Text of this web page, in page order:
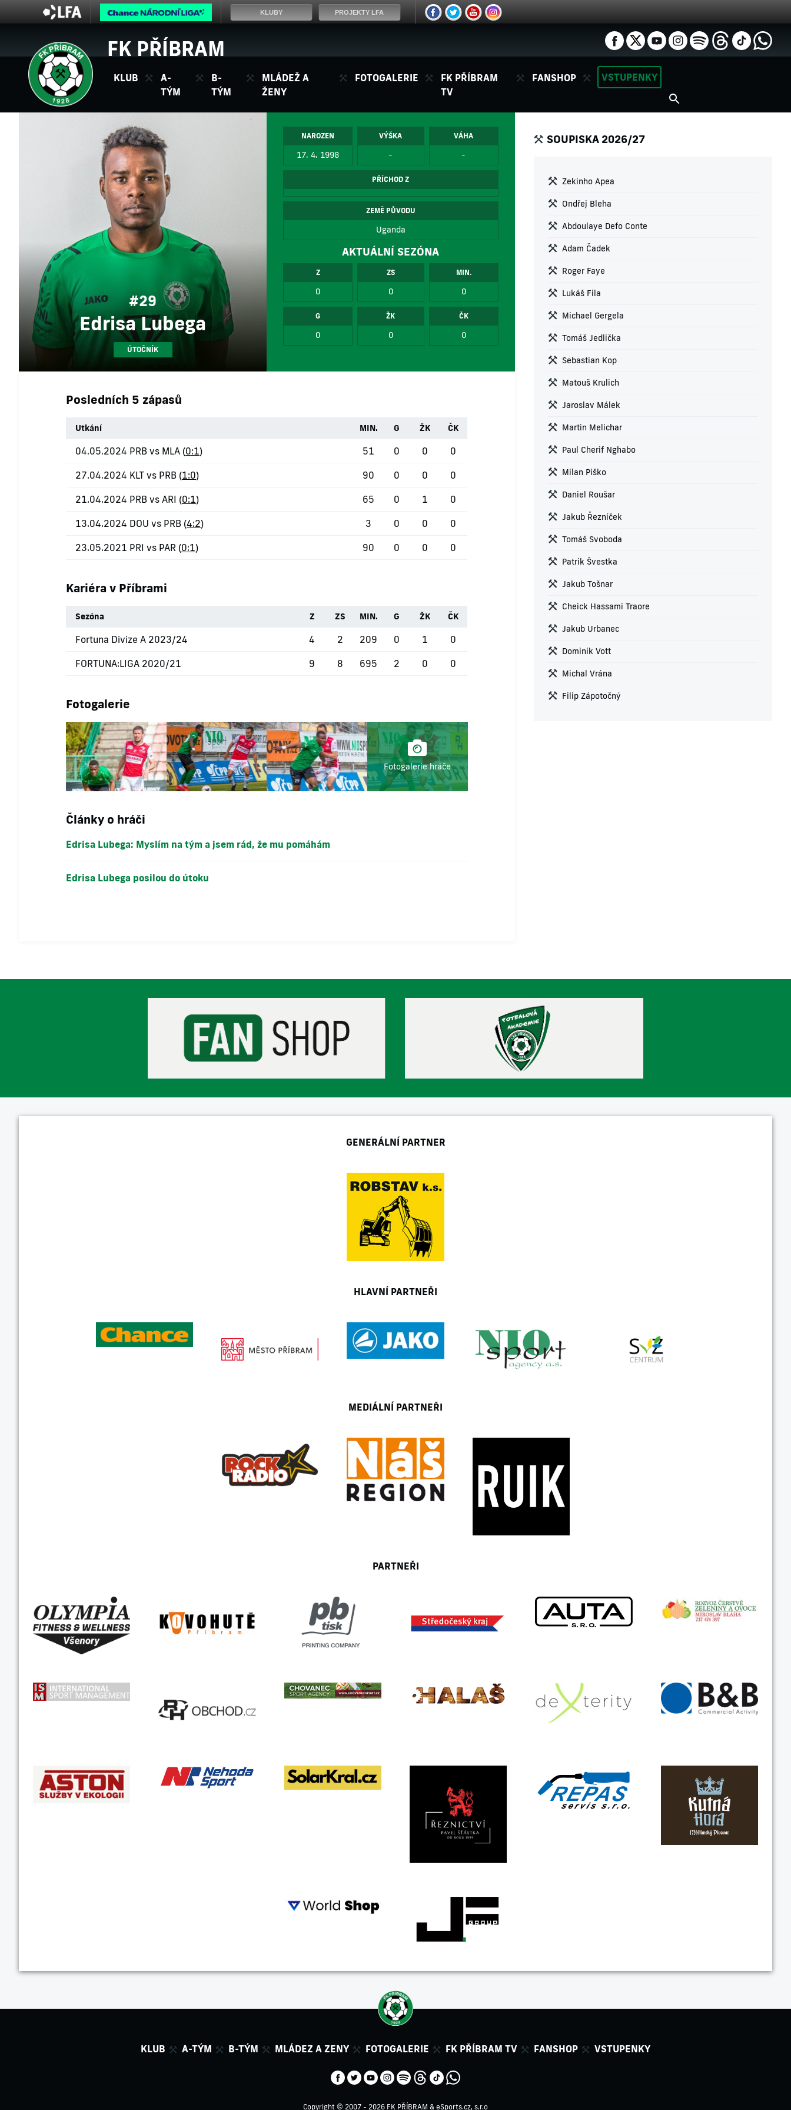
FK PŘÍBRAM
KLUB
A-
TÝM
B-
TÝM
MLÁDEŽ A
ŽENY
FOTOGALERIE
FK PŘÍBRAM
TV
FANSHOP VSTUPENKY
#29
Edrisa Lubega
ÚTOČNÍK
NAROZEN
17. 4. 1998
VÝŠKA
-
VÁHA
-
PŘÍCHOD Z
ZEMĚ PŮVODU
Uganda
AKTUÁLNÍ SEZÓNA
Z
0
ZS
0
MIN.
0
G
0
ŽK
0
ČK
0
Posledních 5 zápasů
Utkání MIN. G ŽK ČK
04.05.2024 PRB vs MLA (0:1) 51 0 0 0
27.04.2024 KLT vs PRB (1:0) 90 0 0 0
21.04.2024 PRB vs ARI (0:1) 65 0 1 0
13.04.2024 DOU vs PRB (4:2) 3 0 0 0
23.05.2021 PRI vs PAR (0:1) 90 0 0 0
Kariéra v Příbrami
Sezóna Z ZS MIN. G ŽK ČK
Fortuna Divize A 2023/24 4 2 209 0 1 0
FORTUNA:LIGA 2020/21 9 8 695 2 0 0
Fotogalerie
Fotogalerie hráče
Články o hráči
Edrisa Lubega: Myslím na tým a jsem rád, že mu pomáhám
Edrisa Lubega posilou do útoku
SOUPISKA 2026/27
Zekinho Apea
Ondřej Bleha
Abdoulaye Defo Conte
Adam Čadek
Roger Faye
Lukáš Fila
Michael Gergela
Tomáš Jedlička
Sebastian Kop
Matouš Krulich
Jaroslav Málek
Martin Melichar
Paul Cherif Nghabo
Milan Piško
Daniel Roušar
Jakub Řezníček
Tomáš Svoboda
Patrik Švestka
Jakub Tošnar
Cheick Hassami Traore
Jakub Urbanec
Dominik Vott
Michal Vrána
Filip Zápotočný
GENERÁLNÍ PARTNER
HLAVNÍ PARTNEŘI
MEDIÁLNÍ PARTNEŘI
PARTNEŘI
KLUB A-TÝM B-TÝM MLÁDEZ A ZENY FOTOGALERIE FK PŘÍBRAM TV FANSHOP VSTUPENKY
Copyright © 2007 - 2026 FK PŘÍBRAM & eSports.cz, s.r.o
KLUBY PROJEKTY LFA